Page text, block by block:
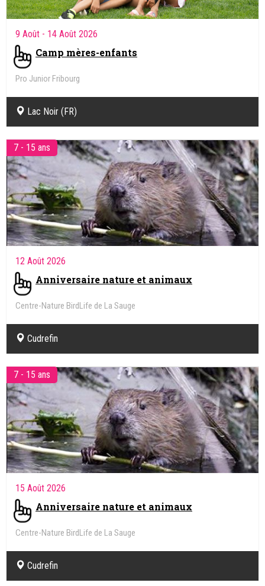
9 Août - 14 Août 2026
Camp mères-enfants
Pro Junior Fribourg
Lac Noir (FR)
7 - 15 ans
12 Août 2026
Anniversaire nature et animaux
Centre-Nature BirdLife de La Sauge
Cudrefin
7 - 15 ans
15 Août 2026
Anniversaire nature et animaux
Centre-Nature BirdLife de La Sauge
Cudrefin